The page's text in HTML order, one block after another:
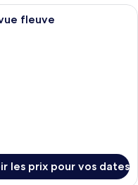
chambre d’hôtel comprenant
fleuve
les prix pour vos dates